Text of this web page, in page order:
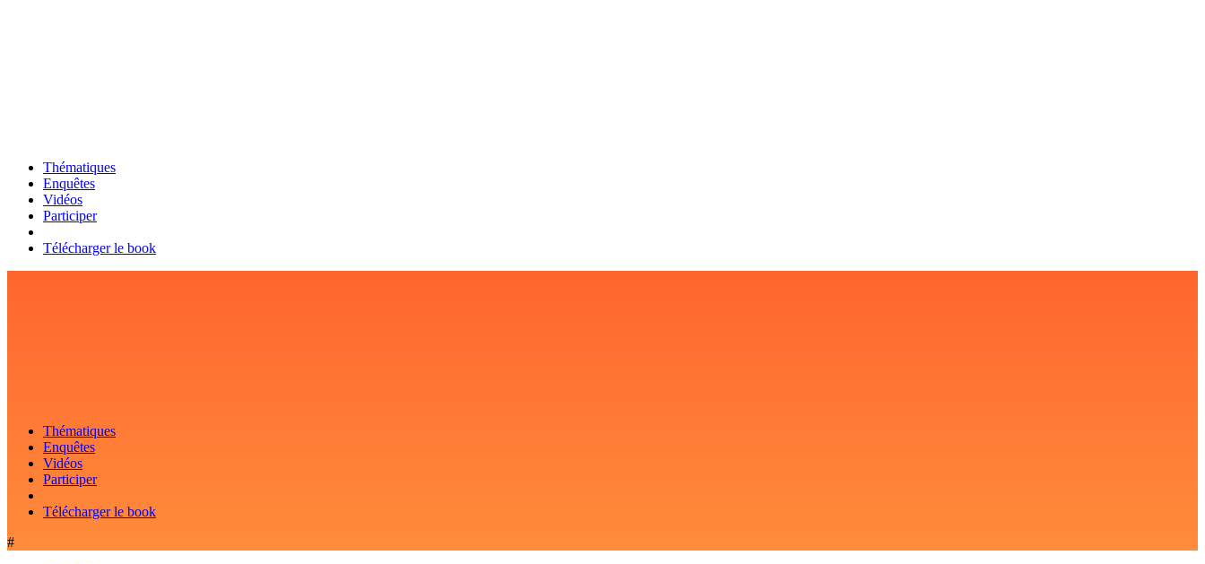
Thématiques
Enquêtes
Vidéos
Participer
Télécharger le book
Thématiques
Enquêtes
Vidéos
Participer
Télécharger le book
#